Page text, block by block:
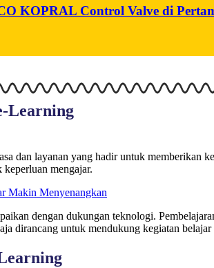
KOPRAL Control Valve di
Learning
dan layanan yang hadir untuk memberikan
mengajar.
Makin Menyenangkan
dengan dukungan teknologi.
dirancang untuk mendukung kegiatan belajar